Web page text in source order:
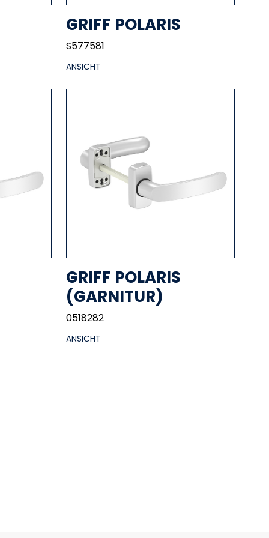
GRIFF POLARIS
S577581
ANSICHT
GRIFF POLARIS
(GARNITUR)
0518282
ANSICHT